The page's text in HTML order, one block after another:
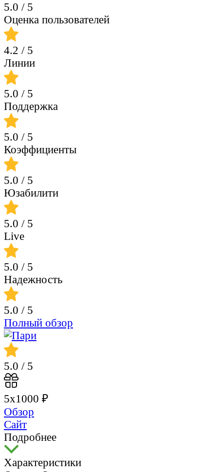
5.0 / 5
Оценка пользователей
4.2 / 5
Линии
5.0 / 5
Поддержка
5.0 / 5
Коэффициенты
5.0 / 5
Юзабилити
5.0 / 5
Live
5.0 / 5
Надежность
5.0 / 5
Полный обзор
5.0 / 5
5х1000 ₽
Обзор
Сайт
Подробнее
Характеристики